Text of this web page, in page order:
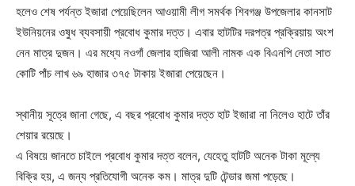
হলেও শেষ পর্যন্ত ইজারা পেয়েছিলেন আওয়ামী লীগ সমর্থক শিবগঞ্জ উপজেলার কানসাট
ইউনিয়নের ওষুধ ব্যবসায়ী প্রবোধ কুমার দত্ত। এবার হাটটির দরপত্র প্রক্রিয়ায় অংশ
নেন মাত্র দুজন। এর মধ্যে নওগাঁ জেলার হাজিরা আলী নামক এক বিএনপি নেতা সাত
কোটি পাঁচ লাখ ৬৯ হাজার ৩৭৫ টাকায় ইজারা পেয়েছেন।
স্থানীয় সূত্রে জানা গেছে, এ বছর প্রবোধ কুমার দত্ত হাট ইজারা না নিলেও হাটে তাঁর
শেয়ার রয়েছে।
এ বিষয়ে জানতে চাইলে প্রবোধ কুমার দত্ত বলেন, যেহেতু হাটটি অনেক টাকা মূল্যে
বিক্রি হয়, এ জন্য প্রতিযোগী অনেক কম। মাত্র দুটি টেন্ডার জমা পড়েছে।